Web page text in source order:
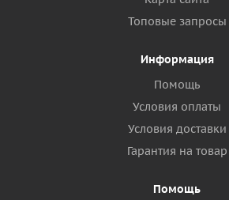
Топовые запросы
Информация
Помощь
Условия оплаты
Условия доставки
Гарантия на товар
Помощь